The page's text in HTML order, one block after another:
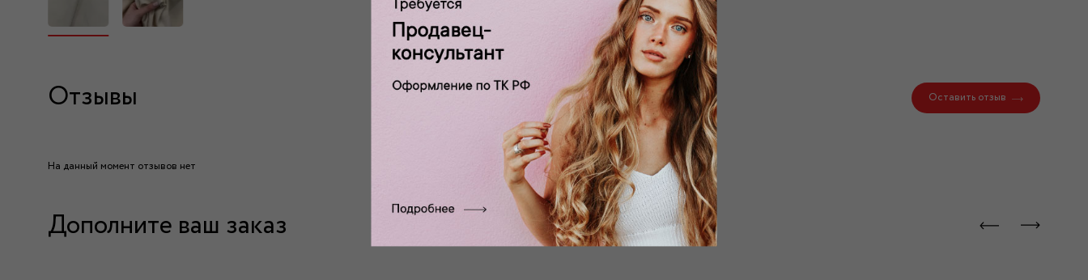
Отзывы Оставить отзыв
На данный момент отзывов нет
Дополните ваш заказ